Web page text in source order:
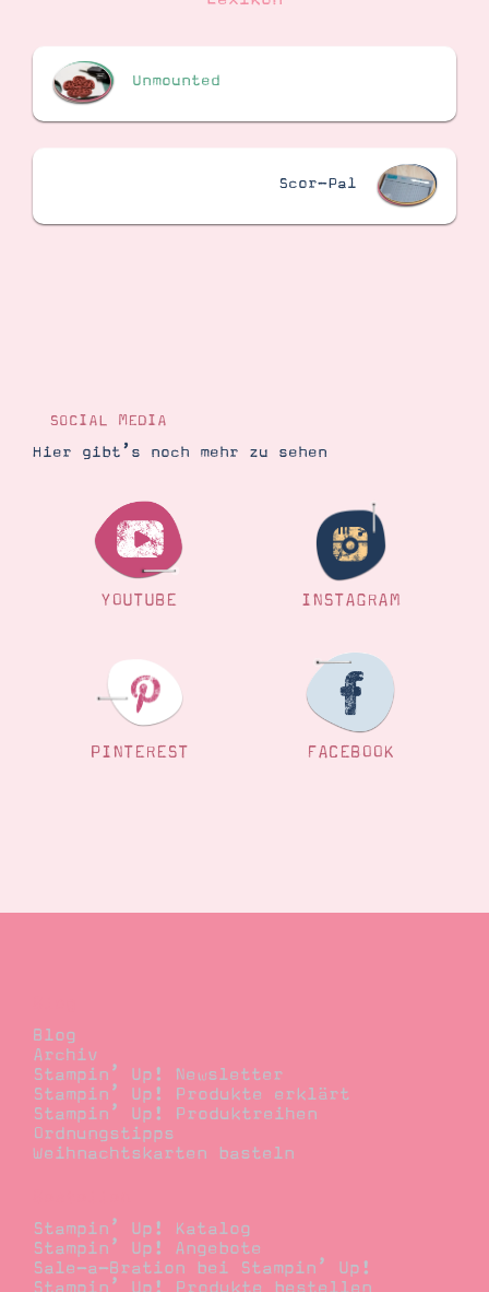
Ordnungstipps
Unmounted
Scor-Pal
SOCIAL MEDIA
Hier gibt’s noch mehr zu sehen
YOUTUBE INSTAGRAM
PINTEREST FACEBOOK
Blog
Archiv
Stampin’ Up! Newsletter
Stampin’ Up! Produkte erklärt
Stampin’ Up! Produktreihen
Ordnungstipps
Weihnachtskarten basteln
Stampin’ Up! Katalog
Stampin’ Up! Angebote
Sale-a-Bration bei Stampin’ Up!
Stampin’ Up! Produkte bestellen